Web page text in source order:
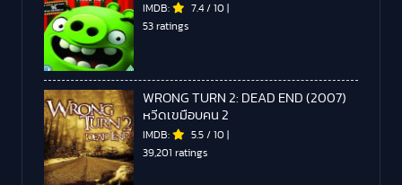
IMDB: 7.4 / 10 |
53 ratings
WRONG TURN 2: DEAD END (2007)
หวีดเขมือบคน 2
IMDB: 5.5 / 10 |
39,201 ratings